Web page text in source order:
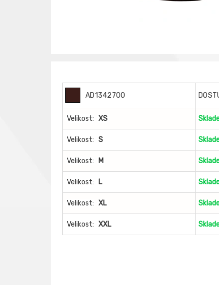
AD1342700
Velikost: XS
Velikost: S
Velikost: M
Velikost: L
Velikost: XL
Velikost: XXL